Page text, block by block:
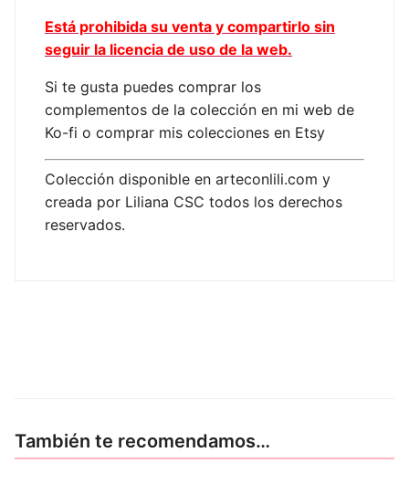
Está prohibida su venta y compartirlo sin
seguir la licencia de uso de la web.
Si te gusta puedes comprar los
complementos de la colección en mi web de
Ko-fi o comprar mis colecciones en Etsy
Colección disponible en arteconlili.com y
creada por Liliana CSC todos los derechos
reservados.
También te recomendamos…